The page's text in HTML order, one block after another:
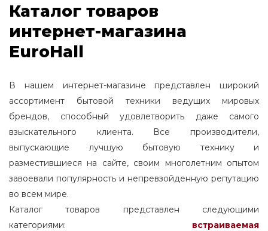
Каталог товаров
интернет-магазина
EuroHall
В нашем интернет-магазине представлен широкий
ассортимент бытовой техники ведущих мировых
брендов, способный удовлетворить даже самого
взыскательного клиента. Все производители,
выпускающие лучшую бытовую технику и
разместившиеся на сайте, своим многолетним опытом
завоевали популярность и непревзойденную репутацию
во всем мире.
Каталог товаров представлен следующими
категориями: встраиваемая